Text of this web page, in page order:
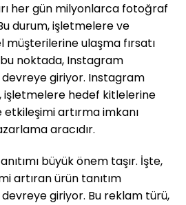
her gün milyonlarca fotoğraf
durum, işletmelere ve
ulaşma fırsatı
noktada, Instagram
giriyor. Instagram
işletmelere hedef kitlelerine
artırma imkanı
aracıdır.
büyük önem taşır. İşte,
artıran ürün tanıtım
giriyor. Bu reklam türü,